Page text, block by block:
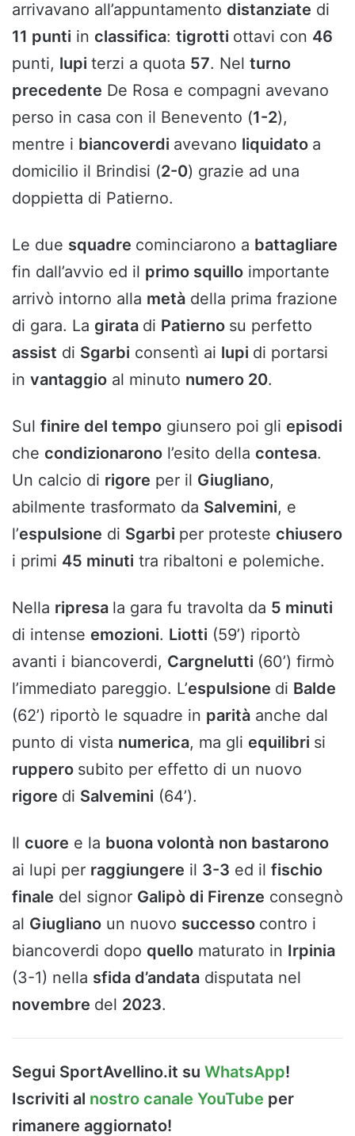
arrivavano all’appuntamento distanziate di
11 punti in classifica: tigrotti ottavi con 46
punti, lupi terzi a quota 57. Nel turno
precedente De Rosa e compagni avevano
perso in casa con il Benevento (1-2),
mentre i biancoverdi avevano liquidato a
domicilio il Brindisi (2-0) grazie ad una
doppietta di Patierno.
Le due squadre cominciarono a battagliare
fin dall’avvio ed il primo squillo importante
arrivò intorno alla metà della prima frazione
di gara. La girata di Patierno su perfetto
assist di Sgarbi consentì ai lupi di portarsi
in vantaggio al minuto numero 20.
Sul finire del tempo giunsero poi gli episodi
che condizionarono l’esito della contesa.
Un calcio di rigore per il Giugliano,
abilmente trasformato da Salvemini, e
l’espulsione di Sgarbi per proteste chiusero
i primi 45 minuti tra ribaltoni e polemiche.
Nella ripresa la gara fu travolta da 5 minuti
di intense emozioni. Liotti (59’) riportò
avanti i biancoverdi, Cargnelutti (60’) firmò
l’immediato pareggio. L’espulsione di Balde
(62’) riportò le squadre in parità anche dal
punto di vista numerica, ma gli equilibri si
ruppero subito per effetto di un nuovo
rigore di Salvemini (64’).
Il cuore e la buona volontà non bastarono
ai lupi per raggiungere il 3-3 ed il fischio
finale del signor Galipò di Firenze consegnò
al Giugliano un nuovo successo contro i
biancoverdi dopo quello maturato in Irpinia
(3-1) nella sfida d’andata disputata nel
novembre del 2023.
Segui SportAvellino.it su WhatsApp!
Iscriviti al nostro canale YouTube per
rimanere aggiornato!